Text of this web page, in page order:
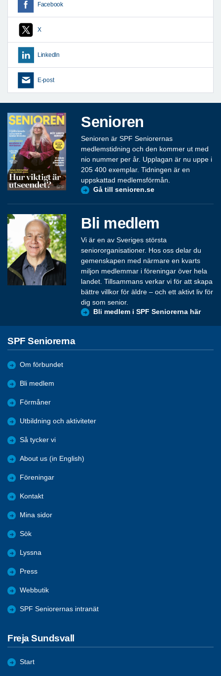
Facebook
X
LinkedIn
E-post
Senioren
Senioren är SPF Seniorernas
medlemstidning och den kommer ut med
nio nummer per år. Upplagan är nu uppe i
205 400 exemplar. Tidningen är en
uppskattad medlemsförmån.
Gå till senioren.se
Bli medlem
Vi är en av Sveriges största
seniororganisationer. Hos oss delar du
gemenskapen med närmare en kvarts
miljon medlemmar i föreningar över hela
landet. Tillsammans verkar vi för att skapa
bättre villkor för äldre – och ett aktivt liv för
dig som senior.
Bli medlem i SPF Seniorerna här
SPF Seniorerna
Om förbundet
Bli medlem
Förmåner
Utbildning och aktiviteter
Så tycker vi
About us (in English)
Föreningar
Kontakt
Mina sidor
Sök
Lyssna
Press
Webbutik
SPF Seniorernas intranät
Freja Sundsvall
Start